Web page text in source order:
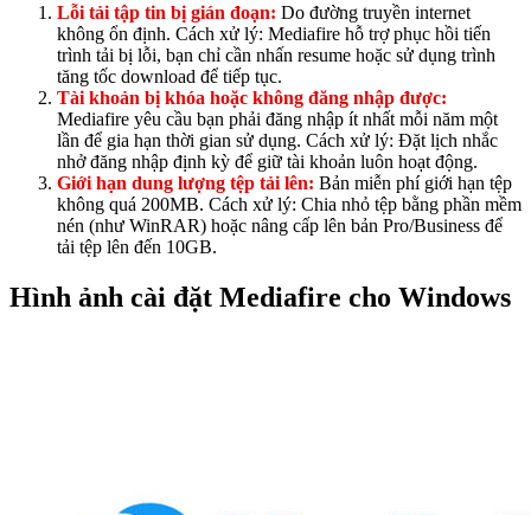
Lỗi tải tập tin bị gián đoạn: Do đường truyền internet
không ổn định. Cách xử lý: Mediafire hỗ trợ phục hồi tiến
trình tải bị lỗi, bạn chỉ cần nhấn resume hoặc sử dụng trình
tăng tốc download để tiếp tục.
Tài khoản bị khóa hoặc không đăng nhập được:
Mediafire yêu cầu bạn phải đăng nhập ít nhất mỗi năm một
lần để gia hạn thời gian sử dụng. Cách xử lý: Đặt lịch nhắc
nhở đăng nhập định kỳ để giữ tài khoản luôn hoạt động.
Giới hạn dung lượng tệp tải lên: Bản miễn phí giới hạn tệp
không quá 200MB. Cách xử lý: Chia nhỏ tệp bằng phần mềm
nén (như WinRAR) hoặc nâng cấp lên bản Pro/Business để
tải tệp lên đến 10GB.
Hình ảnh cài đặt Mediafire cho Windows